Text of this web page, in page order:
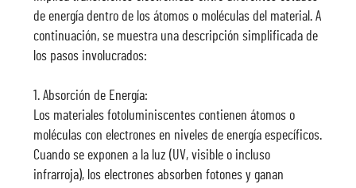
de energía dentro de los átomos o moléculas del material. A
continuación, se muestra una descripción simplificada de
los pasos involucrados:
1. Absorción de Energía:
Los materiales fotoluminiscentes contienen átomos o
moléculas con electrones en niveles de energía específicos.
Cuando se exponen a la luz (UV, visible o incluso
infrarroja), los electrones absorben fotones y ganan